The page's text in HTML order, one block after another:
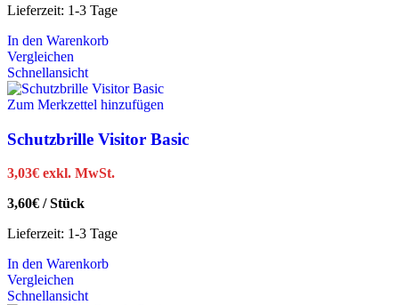
Lieferzeit: 1-3 Tage
In den Warenkorb
Vergleichen
Schnellansicht
Zum Merkzettel hinzufügen
Schutzbrille Visitor Basic
3,03€ exkl. MwSt.
3,60€ /Stück
Lieferzeit: 1-3 Tage
In den Warenkorb
Vergleichen
Schnellansicht